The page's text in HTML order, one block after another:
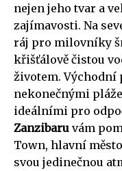
nejen jeho tvar a
zajímavosti. Na
ráj pro milovníky
křišťálově čistou
životem. Východní
nekonečnými
ideálními pro
Zanzibaru vám
Town, hlavní
svou jedinečnou